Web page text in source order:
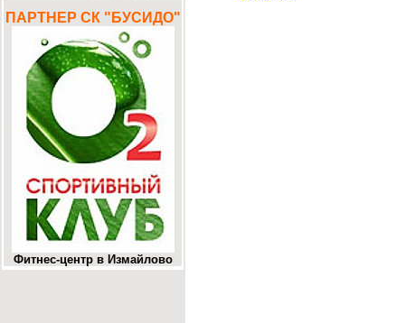
ПАРТНЕР СК "БУСИДО"
Фитнес-центр в Измайлово